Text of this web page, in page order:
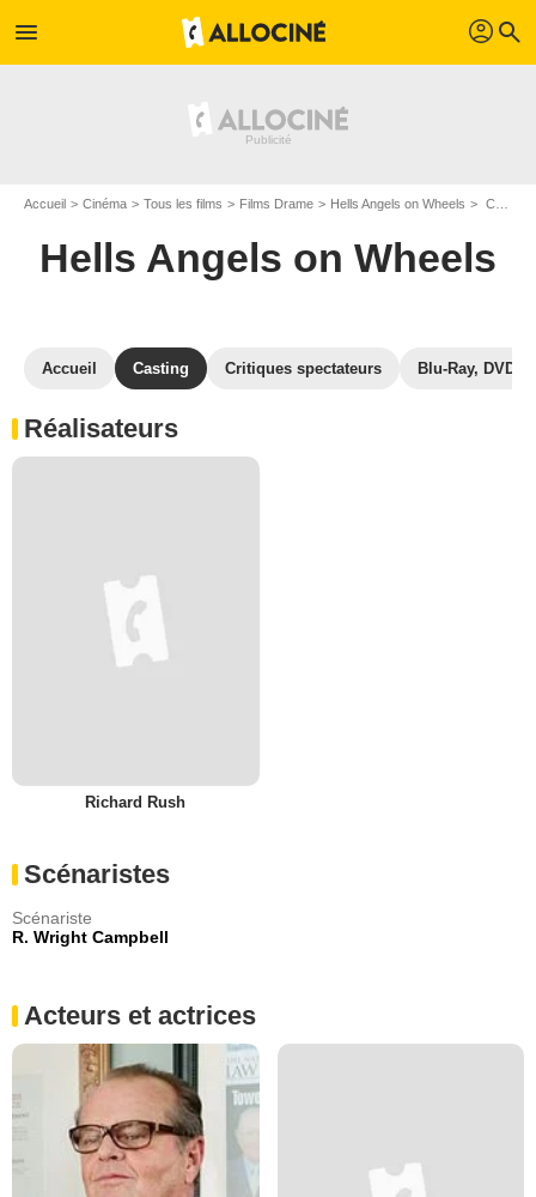
menu profil search
Accueil Cinéma Tous les films Films Drame Hells Angels on Wheels Casting Hells Angels on Wheels
Hells Angels on Wheels
Accueil Casting Critiques spectateurs Blu-Ray, DVD
Réalisateurs
Richard Rush
Scénaristes
Scénariste
R. Wright Campbell
Acteurs et actrices